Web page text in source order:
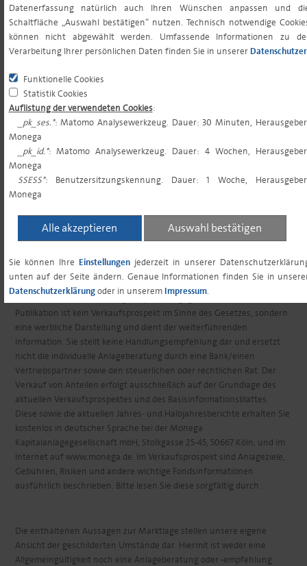
Datenerfassung natürlich auch Ihren Wünschen anpassen und
Schaltfläche „Auswahl bestätigen“ nutzen. Technisch notwendige
können nicht abgewählt werden. Umfassende Informationen zu
Verarbeitung Ihrer persönlichen Daten finden Sie in unserer
Funktionelle Cookies
Statistik Cookies
Auflistung der verwendeten Cookies:
_pk_ses.*: Matomo Analysewerkzeug. Dauer: 30 Minuten,
Monega
_pk_id.*: Matomo Analysewerkzeug. Dauer: 4 Wochen,
Monega
SSESS*: Benutzersitzungskennung. Dauer: 1 Woche,
Monega
Alle akzeptieren Auswahl bestätigen
Sie können Ihre Einstellungenjederzeit in unserer
unten auf der Seite ändern. Genaue Informationen finden Sie in
Datenschutzerklärungoder in unserem Impressum.
VL-FÄHIGKEIT nein
1) Angaben zur Verwahrstelle inkl. MwSt
2) Die Gesamtkostenquote (Total Expense Ratio) gibt die vom Fonds
getragenen Kosten insgesamt (mit Ausnahme der
Transaktionskosten und der Performance Fee) bezogen auf das
durchschnittliche Fondsvermögen innerhalb des letzten
Geschäftsjahres an.
3) Ergänzend gelten die jeweiligen Bedingungen der Depotstelle oder
: © 2026 Monega Kapitalanlagegesellschaft mbH. Diese
Publikation ist kein Verkaufsprospekt im Sinne des Gesetzes, sondern
eine werbliche Darstellung und dient der weiterführenden
Information. Sie stellt keine Handlungsempfehlung dar und ersetzt
nicht die individuelle Anlageberatung durch eine Bank/einen
Vertriebspartner sowie den steuerlichen oder rechtlichen Rat. Der
Verkauf von Anteilen erfolgt ausschließlich auf der Grundlage des
aktuellen Verkaufsprospektes und des Basisinformationsblattes.
Diese sowie die aktuellen Jahres- und Halbjahresberichte erhalten Sie
kostenlos in deutscher Sprache bei der Monega
Kapitalanlagegesellschaft mbH, Stolkgasse 25-45, 50667 Köln, und im
Internet auf www.monega.de. Im Verkaufsprospekt sind Anlageziele,
Gebühren, Risiken und andere wichtige Fondsinformationen
ausführlich beschrieben. Bitte lesen Sie diese sorgfältig durch.
Die enthaltenen Aussagen zur Marktlage stellen unsere eigene
Ansicht der geschilderten Umstände dar. Hiermit ist weder eine
Allgemeingültigkeit noch eine Anlageberatung oder -empfehlung